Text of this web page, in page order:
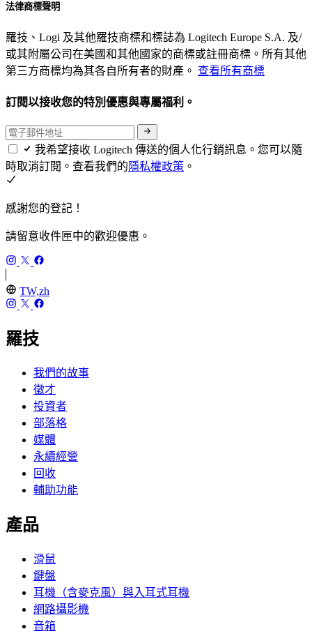
法律商標聲明
羅技、Logi 及其他羅技商標和標誌為 Logitech Europe S.A. 及/
或其附屬公司在美國和其他國家的商標或註冊商標。所有其他
第三方商標均為其各自所有者的財產。 查看所有商標
訂閱以接收您的特別優惠與專屬福利。
我希望接收 Logitech 傳送的個人化行銷訊息。您可以隨
時取消訂閱。查看我們的隱私權政策 。
感謝您的登記！
請留意收件匣中的歡迎優惠。
TW,zh
羅技
我們的故事
徵才
投資者
部落格
媒體
永續經營
回收
輔助功能
產品
滑鼠
鍵盤
耳機（含麥克風）與入耳式耳機
網路攝影機
音箱